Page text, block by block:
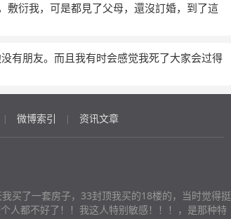
敷衍我，可是都見了父母，還沒訂婚，到了這
有朋友。而且我有时会感觉我死了大家会过得
| 微博索引 | 资讯文章
买了一套房子，33封顶我买的18楼的，当时觉得挺
人都不好了！！我这人特别敏感！！！，是那种特